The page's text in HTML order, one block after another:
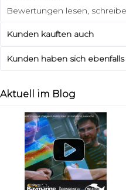
Bewertungen lesen,
Kunden kauften auch
Kunden haben sich
Aktuell im Blog